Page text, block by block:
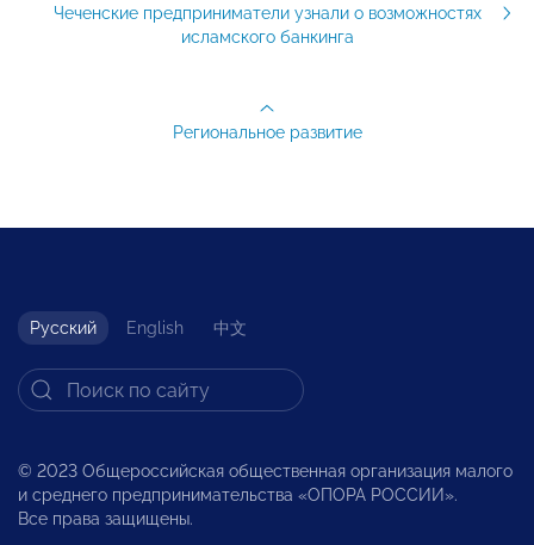
Чеченские предприниматели узнали о возможностях
исламского банкинга
Региональное развитие
Русский English 中文
© 2023 Общероссийская общественная организация малого
и среднего предпринимательства «ОПОРА РОССИИ».
Все права защищены.